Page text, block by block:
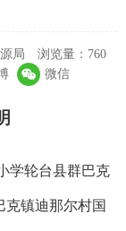
局 浏览量： 760
微信
学轮台县群巴克
克镇迪那尔村国